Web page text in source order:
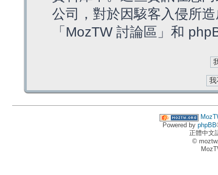
公司，對於因駭客入侵所
「MozTW 討論區」和
Powered by phpBB
正體中文
©